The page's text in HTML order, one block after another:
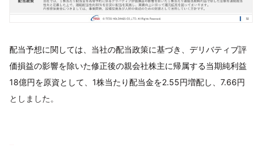
配当予想に関しては、当社の配当政策に基づき、デリバティブ評
価損益の影響を除いた修正後の親会社株主に帰属する当期純利益
18億円を原資として、1株当たり配当金を2.55円増配し、7.66円
としました。